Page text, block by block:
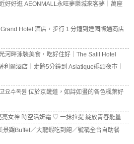
好好逛 AEONMALL永旺夢樂城來客夢｜萬座
Hotel 酒店，步行１分鐘到達國際通商店
河畔泳裝美食，吃好住好｜The Salil Hotel
爾酒店｜走路5分鐘到 Asiatique碼頭夜市｜
요수목원 位於京畿道，如詩如畫的各色楓葉好
亮女神 時空活妍霜 ♡ 一抹拉提 綻放青春能量
景觀Buffet／大龍蝦吃到飽／號稱全台自助餐